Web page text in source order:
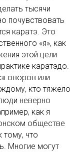
тысячи
почувствовать
каратэ. Это
«я», как
этой цели
каратэдо.
или
кто тяжело
неверно
как я
обществе
тому, что
Многие могут